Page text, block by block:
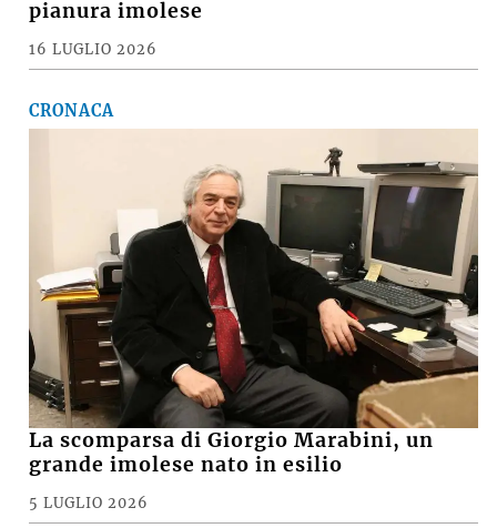
pianura imolese
16 LUGLIO 2026
CRONACA
La scomparsa di Giorgio Marabini, un
grande imolese nato in esilio
5 LUGLIO 2026